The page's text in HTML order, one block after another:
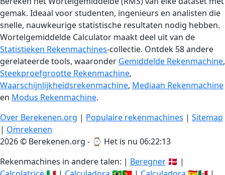
gemak. Ideaal voor studenten, ingenieurs en analisten die
snelle, nauwkeurige statistische resultaten nodig hebben.
Wortelgemiddelde Calculator maakt deel uit van de
Statistieken Rekenmachines-collectie. Ontdek 58 andere
gerelateerde tools, waaronder Gemiddelde Rekenmachine,
Steekproefgrootte Rekenmachine,
Waarschijnlijkheidsrekenmachine, Mediaan Rekenmachine
en Modus Rekenmachine.
Over Berekenen.org | Populaire rekenmachines | Sitemap
| Omrekenen
2026 © Berekenen.org - ⌚ Het is nu 06:22:14
Rekenmachines in andere talen: | Beregner 🇩🇰 |